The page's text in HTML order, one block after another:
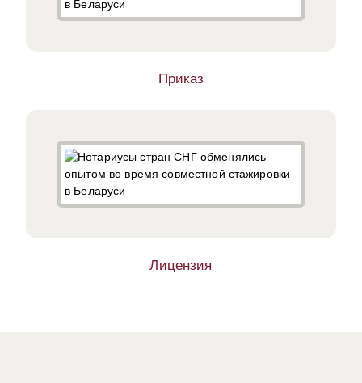
Приказ
Лицензия